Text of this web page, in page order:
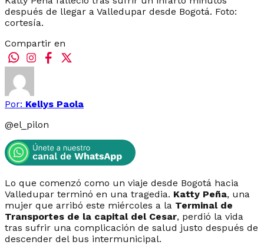
después de llegar a Valledupar desde Bogotá. Foto:
cortesía.
Compartir en
Por: Kellys Paola
@el_pilon
Lo que comenzó como un viaje desde Bogotá hacia
Valledupar terminó en una tragedia. Katty Peña, una
mujer que arribó este miércoles a la Terminal de
Transportes de la capital del Cesar, perdió la vida
tras sufrir una complicación de salud justo después de
descender del bus intermunicipal.